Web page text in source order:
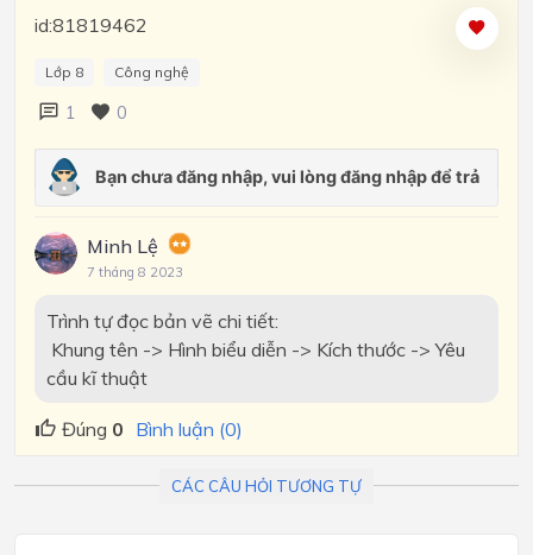
id:81819462
Lớp 8 Công nghệ
1 0
Minh Lệ
7 tháng 8 2023
Trình tự đọc bản vẽ chi tiết:
Khung tên -> Hình biểu diễn -> Kích thước -> Yêu
cầu kĩ thuật
Đúng 0 Bình luận (0)
CÁC CÂU HỎI TƯƠNG TỰ